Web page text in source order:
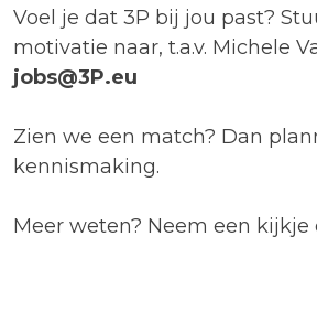
Voel je dat 3P bij jou past?
motivatie naar, t.a.v. Michele
jobs@3P.eu
Zien we een match? Dan
kennismaking.
Meer weten? Neem een kijkje